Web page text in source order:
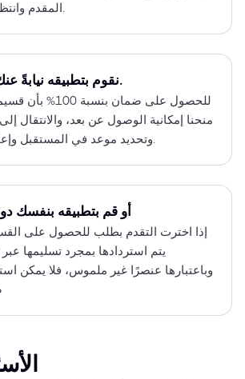
المقدم وانتظار الخطوة التالية.
نقوم بتطبيقه نيابةً عنك، مع ضمان.
للحصول على ضمان
منحنا إمكانية الوصول عن بعد، والانتقال
وتحديد موعد في المستقبل وإعادة الجدولة لاحقًا.
أو قم بتطبيقه بنفسك
إذا اخترت التقدم بطلب للحصول على
يتم استردادها بمجرد تسليمها عبر
وباعتبارها عنصرًا غير ملموس، فلا يمكن